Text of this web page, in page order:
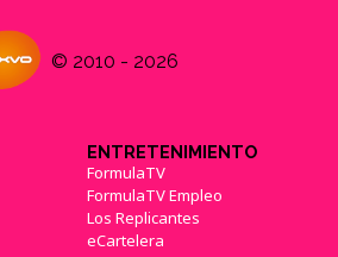
© 2010 - 2026
ENTRETENIMIENTO
FormulaTV
FormulaTV Empleo
Los Replicantes
eCartelera